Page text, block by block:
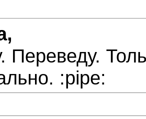
Переведу.
:pipe: